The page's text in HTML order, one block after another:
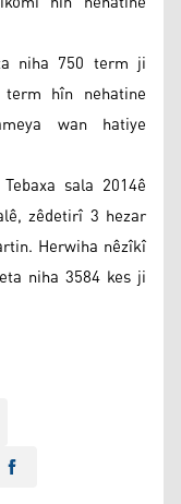
niha 750 term ji
hîn nehatine
wan hatiye
sala 2014ê
zêdetirî 3 hezar
Herwiha nêzîkî
niha 3584 kes ji